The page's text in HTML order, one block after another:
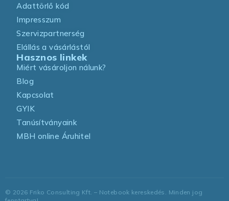
Adattörlő kód
Impresszum
Szervizpartnerség
Elállás a vásárlástól
Hasznos linkek
Miért vásároljon nálunk?
Blog
Kapcsolat
GYIK
Tanúsítványaink
MBH online Áruhitel
© 2026 Friko Consulting Kft. – Notebook kereskedés. Minden jog